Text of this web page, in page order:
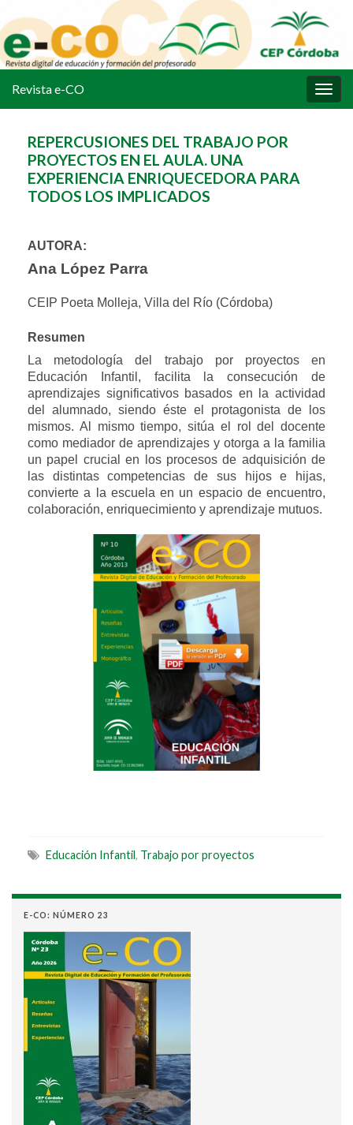
la
Revista e-CO
REPERCUSIONES DEL TRABAJO POR
PROYECTOS EN EL AULA. UNA
EXPERIENCIA ENRIQUECEDORA PARA
TODOS LOS IMPLICADOS
AUTORA:
Ana López Parra
CEIP Poeta Molleja, Villa del Río (Córdoba)
Resumen
La metodología del trabajo por proyectos en
Educación Infantil, facilita la consecución de
aprendizajes significativos basados en la actividad
del alumnado, siendo éste el protagonista de los
mismos. Al mismo tiempo, sitúa el rol del docente
como mediador de aprendizajes y otorga a la familia
un papel crucial en los procesos de adquisición de
las distintas competencias de sus hijos e hijas,
convierte a la escuela en un espacio de encuentro,
colaboración, enriquecimiento y aprendizaje mutuos.
Educación Infantil, Trabajo por proyectos
E-CO: NÚMERO 23